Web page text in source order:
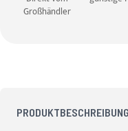
Großhändler
PRODUKTBESCHREIBUNG